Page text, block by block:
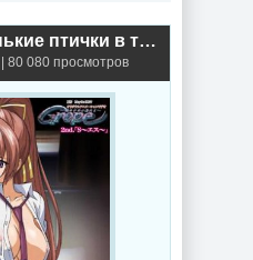
На ощупь: Маленькие птички в темноте / Grope: Little Birds in the Darkness (2007г.)
80 080 просмотров